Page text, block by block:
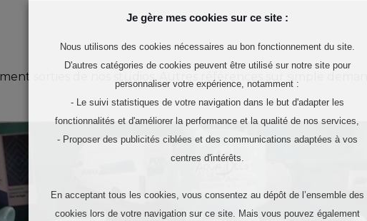
sorties de nos studios. Autres références sur simple
Je gère mes cookies sur ce site :
Nous utilisons des cookies nécessaires au bon fonctionnement du site.
D'autres catégories de cookies peuvent être utilisé sur notre site pour
personnaliser votre expérience, notamment :
- Le suivi statistiques de votre navigation dans le but d'adapter les
fonctionnalités et d'améliorer la performance et la qualité de nos services,
- Proposer des publicités ciblées et des communications adaptées à vos
centres d'intérêts.
En acceptant tous les cookies, vous consentez au dépôt de l’ensemble des
cookies lors de votre navigation sur ce site. Mais vous pouvez également